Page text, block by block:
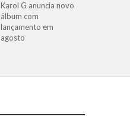
Karol G anuncia novo
álbum com
lançamento em
agosto